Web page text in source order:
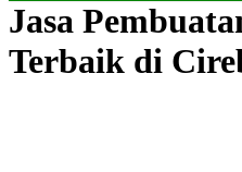
Jasa
Terbaik di